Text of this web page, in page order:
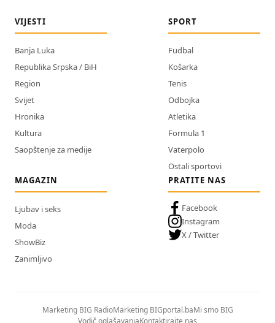
VIJESTI
Banja Luka
Republika Srpska / BiH
Region
Svijet
Hronika
Kultura
Saopštenje za medije
SPORT
Fudbal
Košarka
Tenis
Odbojka
Atletika
Formula 1
Vaterpolo
Ostali sportovi
MAGAZIN
Ljubav i seks
Moda
ShowBiz
Zanimljivo
PRATITE NAS
Facebook
Instagram
X / Twitter
Marketing BIG RadioMarketing BIGportal.baMi smo BIG